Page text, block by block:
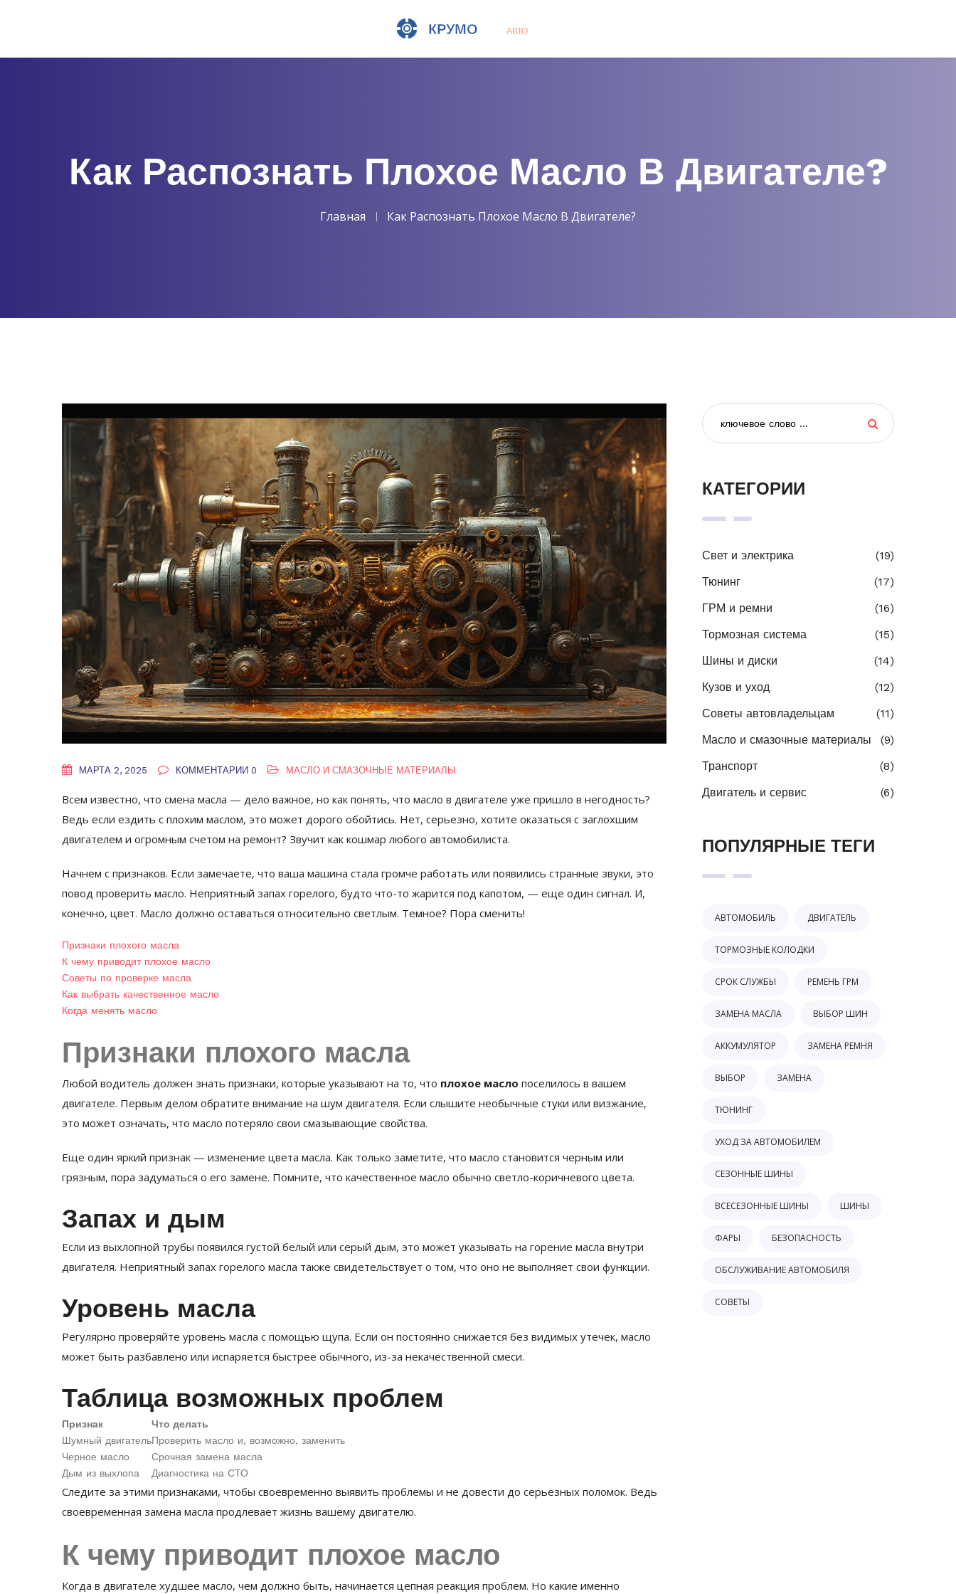
Как Распознать Плохое Масло В Двигателе?
Главная Как Распознать Плохое Масло В Двигателе?
МАРТА 2, 2025 КОММЕНТАРИИ 0 МАСЛО И СМАЗОЧНЫЕ МАТЕРИАЛЫ
Всем известно, что смена масла — дело важное, но как понять, что масло в двигателе уже пришло в негодность?
Ведь если ездить с плохим маслом, это может дорого обойтись. Нет, серьезно, хотите оказаться с заглохшим
двигателем и огромным счетом на ремонт? Звучит как кошмар любого автомобилиста.
Начнем с признаков. Если замечаете, что ваша машина стала громче работать или появились странные звуки, это
повод проверить масло. Неприятный запах горелого, будто что-то жарится под капотом, — еще один сигнал. И,
конечно, цвет. Масло должно оставаться относительно светлым. Темное? Пора сменить!
Признаки плохого масла
К чему приводит плохое масло
Советы по проверке масла
Как выбрать качественное масло
Когда менять масло
Признаки плохого масла
Любой водитель должен знать признаки, которые указывают на то, что плохое масло поселилось в вашем
двигателе. Первым делом обратите внимание на шум двигателя. Если слышите необычные стуки или визжание,
это может означать, что масло потеряло свои смазывающие свойства.
Еще один яркий признак — изменение цвета масла. Как только заметите, что масло становится черным или
грязным, пора задуматься о его замене. Помните, что качественное масло обычно светло-коричневого цвета.
Запах и дым
Если из выхлопной трубы появился густой белый или серый дым, это может указывать на горение масла внутри
двигателя. Неприятный запах горелого масла также свидетельствует о том, что оно не выполняет свои функции.
Уровень масла
Регулярно проверяйте уровень масла с помощью щупа. Если он постоянно снижается без видимых утечек, масло
может быть разбавлено или испаряется быстрее обычного, из-за некачественной смеси.
Таблица возможных проблем
Признак
Что делать
Шумный двигательПроверить масло и, возможно, заменить
Черное масло
Срочная замена масла
Дым из выхлопа
Диагностика на СТО
Следите за этими признаками, чтобы своевременно выявить проблемы и не довести до серьезных поломок. Ведь
своевременная замена масла продлевает жизнь вашему двигателю.
К чему приводит плохое масло
Когда в двигателе худшее масло, чем должно быть, начинается цепная реакция проблем. Но какие именно
КАТЕГОРИИ
Свет и электрика
(19)
Тюнинг
(17)
ГРМ и ремни
(16)
Тормозная система
(15)
Шины и диски
(14)
Кузов и уход
(12)
Советы автовладельцам
(11)
Масло и смазочные материалы
(9)
Транспорт
(8)
Двигатель и сервис
(6)
ПОПУЛЯРНЫЕ ТЕГИ
АВТОМОБИЛЬ ДВИГАТЕЛЬ
ТОРМОЗНЫЕ КОЛОДКИ
СРОК СЛУЖБЫ РЕМЕНЬ ГРМ
ЗАМЕНА МАСЛА ВЫБОР ШИН
АККУМУЛЯТОР ЗАМЕНА РЕМНЯ
ВЫБОР ЗАМЕНА
ТЮНИНГ
УХОД ЗА АВТОМОБИЛЕМ
СЕЗОННЫЕ ШИНЫ
ВСЕСЕЗОННЫЕ ШИНЫ ШИНЫ
ФАРЫ БЕЗОПАСНОСТЬ
ОБСЛУЖИВАНИЕ АВТОМОБИЛЯ
СОВЕТЫ